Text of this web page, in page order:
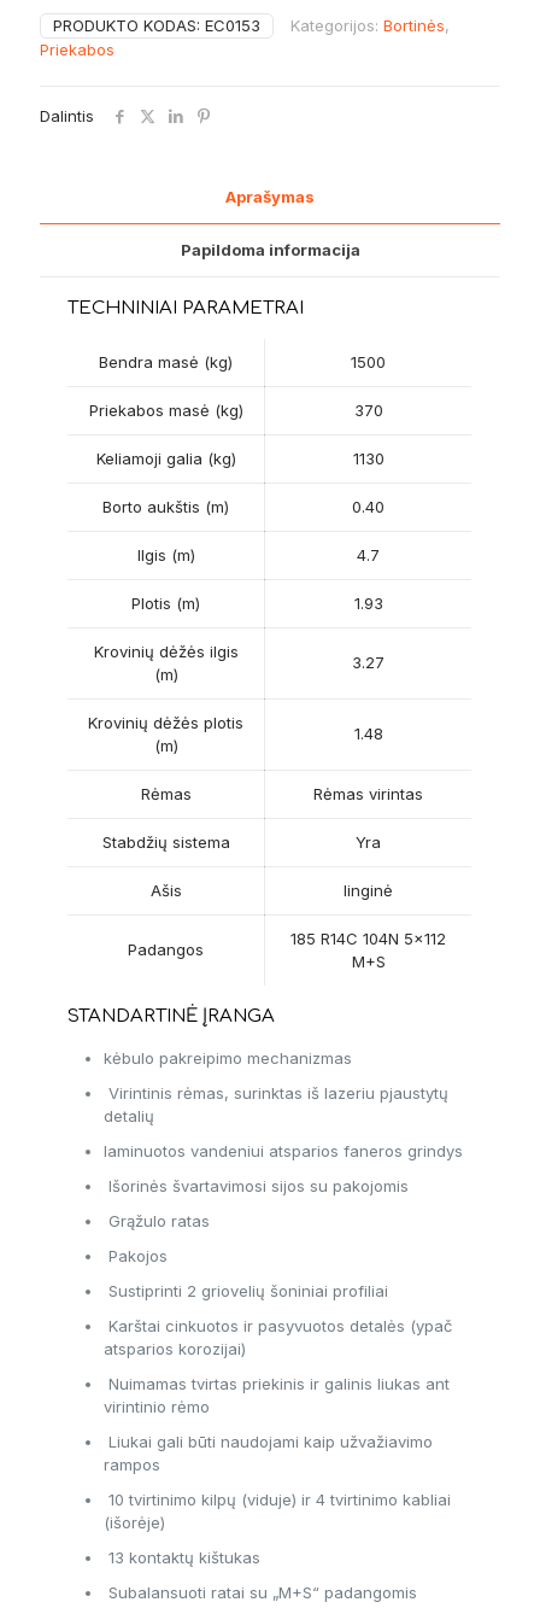
trailer
CP327-
LBH
PRODUKTO KODAS: EC0153 Kategorijos: Bortinės,
Priekabos
Dalintis
Aprašymas
Papildoma informacija
TECHNINIAI PARAMETRAI
Bendra masė (kg) 1500
Priekabos masė (kg) 370
Keliamoji galia (kg) 1130
Borto aukštis (m) 0.40
Ilgis (m) 4.7
Plotis (m) 1.93
Krovinių dėžės ilgis
(m)
3.27
Krovinių dėžės plotis
(m)
1.48
Rėmas Rėmas virintas
Stabdžių sistema Yra
Ašis linginė
Padangos
185 R14C 104N 5×112
M+S
STANDARTINĖ ĮRANGA
kėbulo pakreipimo mechanizmas
Virintinis rėmas, surinktas iš lazeriu pjaustytų
detalių
laminuotos vandeniui atsparios faneros grindys
Išorinės švartavimosi sijos su pakojomis
Grąžulo ratas
Pakojos
Sustiprinti 2 griovelių šoniniai profiliai
Karštai cinkuotos ir pasyvuotos detalės (ypač
atsparios korozijai)
Nuimamas tvirtas priekinis ir galinis liukas ant
virintinio rėmo
Liukai gali būti naudojami kaip užvažiavimo
rampos
10 tvirtinimo kilpų (viduje) ir 4 tvirtinimo kabliai
(išorėje)
13 kontaktų kištukas
Subalansuoti ratai su „M+S“ padangomis